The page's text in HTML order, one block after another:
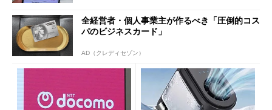
全経営者・個人事業主が作るべき「圧倒的コス
パのビジネスカード」
AD（クレディセゾン）